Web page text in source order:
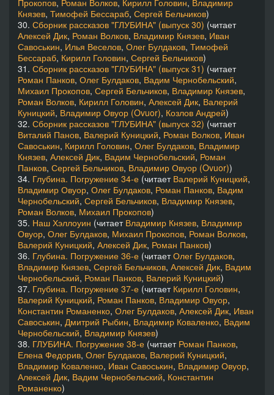
Прокопов, Роман Волков, Кирилл Головин, Владимир
Князев, Тимофей Бессараб, Сергей Бельчиков)
30. Сборник рассказов "ГЛУБИНА" (выпуск 30) (читает
Алексей Дик, Роман Волков, Владимир Князев, Иван
Савоськин, Илья Веселов, Олег Булдаков, Тимофей
Бессараб, Кирилл Головин, Сергей Бельчиков)
31. Сборник рассказов "ГЛУБИНА" (выпуск 31) (читает
Роман Панков, Олег Булдаков, Вадим Чернобельский,
Михаил Прокопов, Сергей Бельчиков, Владимир Князев,
Роман Волков, Кирилл Головин, Алексей Дик, Валерий
Куницкий, Владимир Овуор (Ovuor), Козлов Андрей)
32. Сборник рассказов "ГЛУБИНА" (выпуск 32) (читает
Виталий Панов, Валерий Куницкий, Роман Волков, Иван
Савоськин, Кирилл Головин, Олег Булдаков, Владимир
Князев, Алексей Дик, Вадим Чернобельский, Роман
Панков, Сергей Бельчиков, Владимир Овуор (Ovuor))
34. Глубина. Погружение 34-е (читает Валерий Куницкий,
Владимир Овуор, Олег Булдаков, Роман Панков, Вадим
Чернобельский, Сергей Бельчиков, Владимир Князев,
Роман Волков, Михаил Прокопов)
35. Наш Хэллоуин (читает Владимир Князев, Владимир
Овуор, Олег Булдаков, Михаил Прокопов, Роман Волков,
Валерий Куницкий, Алексей Дик, Роман Панков)
36. Глубина. Погружение 36-е (читаетОлег Булдаков,
Владимир Князев, Сергей Бельчиков, Алексей Дик, Вадим
Чернобельский, Роман Панков, Валерий Куницкий)
37. Глубина. Погружение 37-е (читает Кирилл Головин,
Валерий Куницкий, Роман Панков, Владимир Овуор,
Константин Романенко, Олег Булдаков, Алексей Дик, Иван
Савоськин, Дмитрий Рыбин, Владимир Коваленко, Вадим
Чернобельский, Владимир Князев)
38. ГЛУБИНА. Погружение 38-е (читает Роман Панков,
Елена Федорив, Олег Булдаков, Валерий Куницкий,
Владимир Коваленко, Иван Савоськин, Владимир Овуор,
Алексей Дик, Вадим Чернобельский, Константин
Романенко)